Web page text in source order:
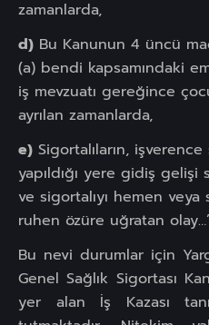
zamanlarda,
d) Bu Kanunun 4 üncü
(a) bendi kapsamındaki
iş mevzuatı gereğince
ayrılan zamanlarda,
e) Sigortalıların,
yapıldığı yere gidiş gelişi
ve sigortalıyı hemen
ruhen özüre uğratan
Bu nevi durumlar için
Genel Sağlık Sigortası
yer alan İş Kazası